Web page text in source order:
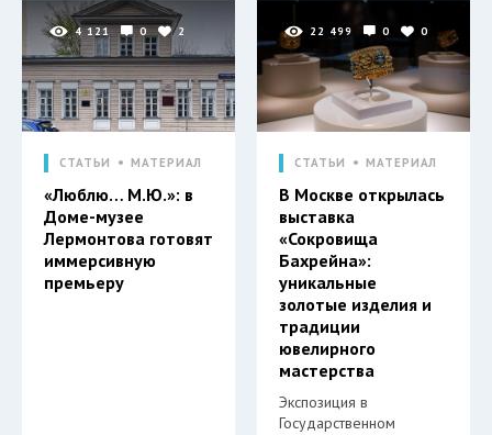
4 121 0 2
СТАТЬИ МАТЕРИАЛ
«Люблю… М.Ю.»: в
Доме-музее
Лермонтова готовят
иммерсивную
премьеру
22 499 0 0
СТАТЬИ МАТЕРИАЛ
В Москве открылась
выставка
«Сокровища
Бахрейна»:
уникальные
золотые изделия и
традиции
ювелирного
мастерства
Экспозиция в
Государственном